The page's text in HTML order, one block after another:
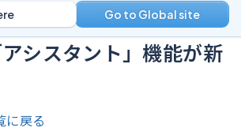
Go to Global site
テップバイステップで
シスタント」機能が新
に戻る